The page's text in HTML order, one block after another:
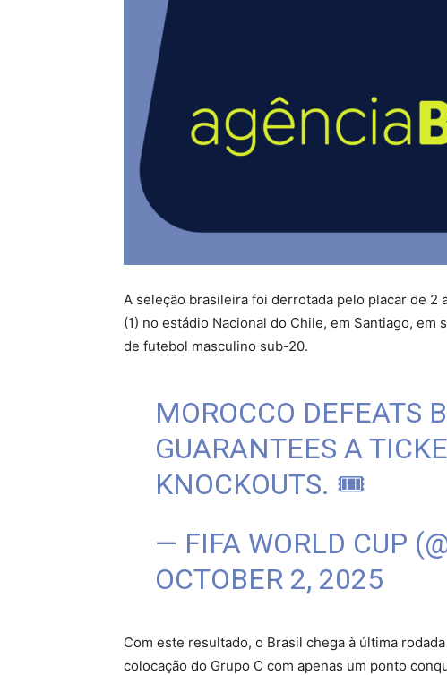
A seleção brasileira foi derrotada pelo placar de
(1) no estádio Nacional do Chile, em Santiago,
de futebol masculino sub-20.
MOROCCO DEFEATS
GUARANTEES A
KNOCKOUTS. 🎟
— FIFA WORLD CUP
OCTOBER 2, 2025
Com este resultado, o Brasil chega à última
colocação do Grupo C com apenas um ponto